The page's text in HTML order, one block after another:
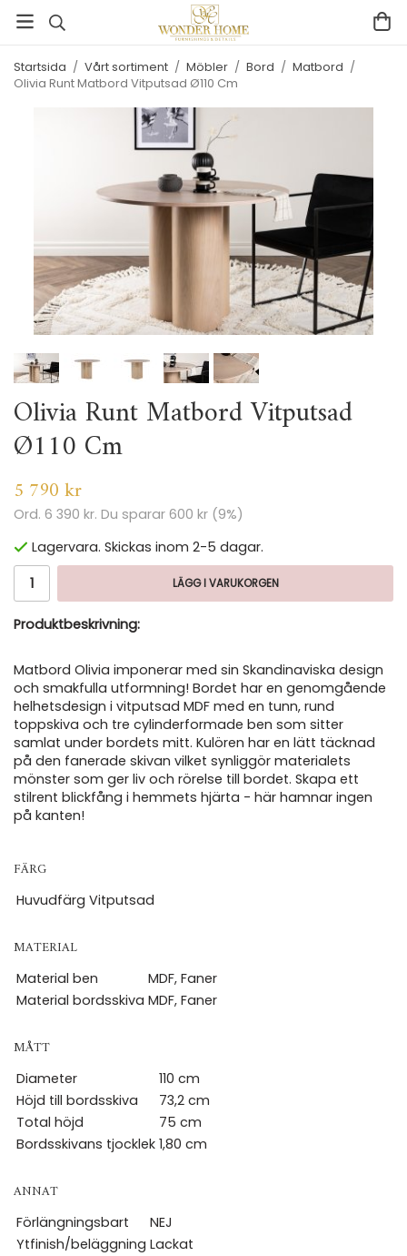
Startsida / Vårt sortiment / Möbler / Bord / Matbord /
Olivia Runt Matbord Vitputsad Ø110 Cm
Olivia Runt Matbord Vitputsad
Ø110 Cm
5 790 kr
Ord. 6 390 kr. Du sparar 600 kr (9%)
Lagervara. Skickas inom 2-5 dagar.
LÄGG I VARUKORGEN
Produktbeskrivning:
Matbord Olivia imponerar med sin Skandinaviska design
och smakfulla utformning! Bordet har en genomgående
helhetsdesign i vitputsad MDF med en tunn, rund
toppskiva och tre cylinderformade ben som sitter
samlat under bordets mitt. Kulören har en lätt täcknad
på den fanerade skivan vilket synliggör materialets
mönster som ger liv och rörelse till bordet. Skapa ett
stilrent blickfång i hemmets hjärta - här hamnar ingen
på kanten!
FÄRG
Huvudfärg Vitputsad
MATERIAL
Material ben
MDF, Faner
Material bordsskiva MDF, Faner
MÅTT
Diameter
110 cm
Höjd till bordsskiva
73,2 cm
Total höjd
75 cm
Bordsskivans tjocklek 1,80 cm
ANNAT
Förlängningsbart
NEJ
Ytfinish/beläggning Lackat